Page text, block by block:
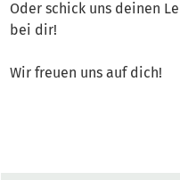
Oder schick uns deinen
bei dir!
Wir freuen uns auf dich!